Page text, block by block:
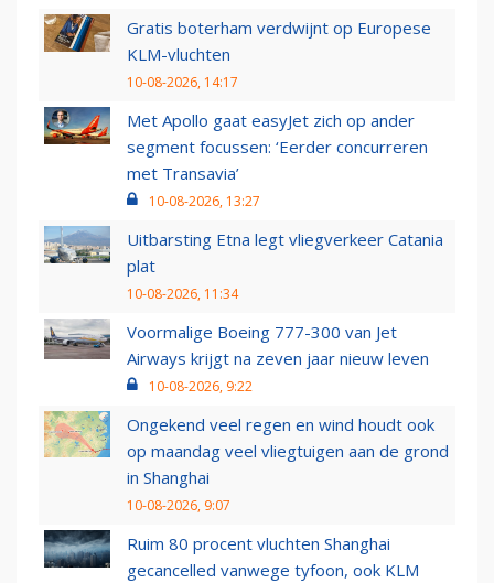
Gratis boterham verdwijnt op Europese
KLM-vluchten
10-08-2026, 14:17
Met Apollo gaat easyJet zich op ander
segment focussen: ‘Eerder concurreren
met Transavia’
10-08-2026, 13:27
Uitbarsting Etna legt vliegverkeer Catania
plat
10-08-2026, 11:34
Voormalige Boeing 777-300 van Jet
Airways krijgt na zeven jaar nieuw leven
10-08-2026, 9:22
Ongekend veel regen en wind houdt ook
op maandag veel vliegtuigen aan de grond
in Shanghai
10-08-2026, 9:07
Ruim 80 procent vluchten Shanghai
gecancelled vanwege tyfoon, ook KLM